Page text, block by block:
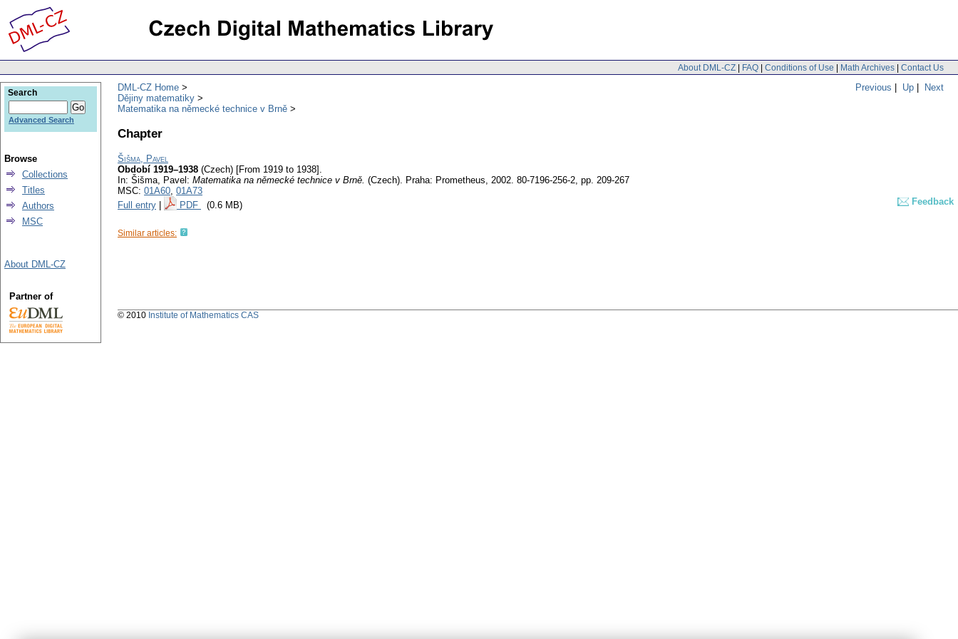
About DML-CZ | FAQ | Conditions of Use | Math Archives | Contact Us
Previous | Up | Next
DML-CZ Home
Dějiny matematiky
Matematika na německé technice v Brně
Chapter
Šišma, Pavel
Období 1919–1938 (Czech) [From 1919 to 1938].
In: Šišma, Pavel: Matematika na německé technice v Brně. (Czech). Praha: Prometheus, 2002. 80-7196-256-2, pp. 209-267
MSC: 01A60, 01A73
Full entry
PDF (0.6 MB) Feedback
Similar articles:
Search
Advanced Search
Browse
Collections
Titles
Authors
MSC
About DML-CZ
Partner of
© 2010 Institute of Mathematics CAS